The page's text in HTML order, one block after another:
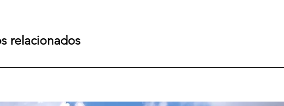
relacionados